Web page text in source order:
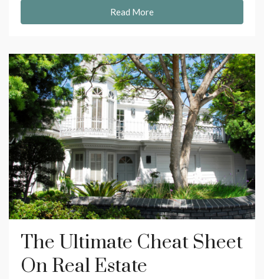
Read More
The Ultimate Cheat Sheet
On Real Estate